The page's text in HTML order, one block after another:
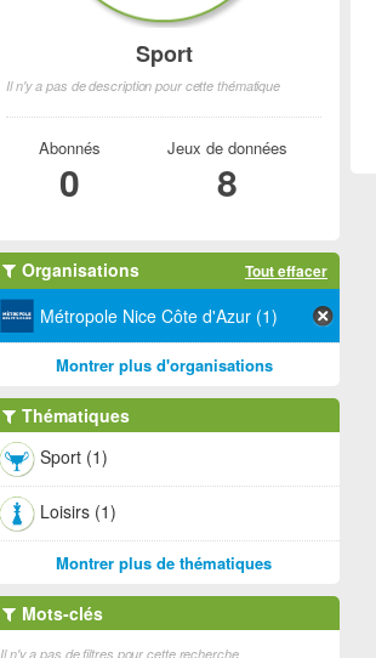
Sport
Il n'y a pas de description pour cette thématique
Abonnés
0
Jeux de données
8
Organisations Tout effacer
Métropole Nice Côte d'Azur (1)
Montrer plus d'organisations
Thématiques
Sport (1)
Loisirs (1)
Montrer plus de thématiques
Mots-clés
Il n'y a pas de filtres pour cette recherche